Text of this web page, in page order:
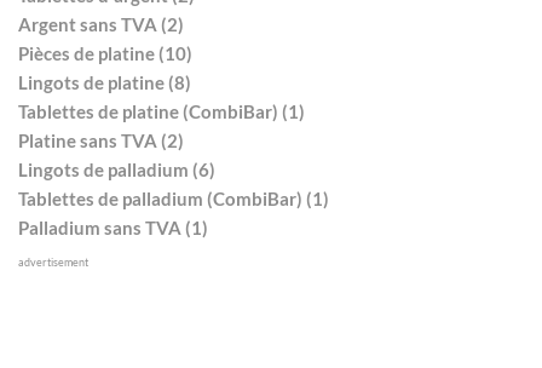
Argent sans TVA (2)
Pièces de platine (10)
Lingots de platine (8)
Tablettes de platine (CombiBar) (1)
Platine sans TVA (2)
Lingots de palladium (6)
Tablettes de palladium (CombiBar) (1)
Palladium sans TVA (1)
advertisement